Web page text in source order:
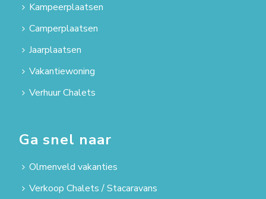
Kampeerplaatsen
Camperplaatsen
Jaarplaatsen
Vakantiewoning
Verhuur Chalets
Ga snel naar
Olmenveld vakanties
Verkoop Chalets / Stacaravans